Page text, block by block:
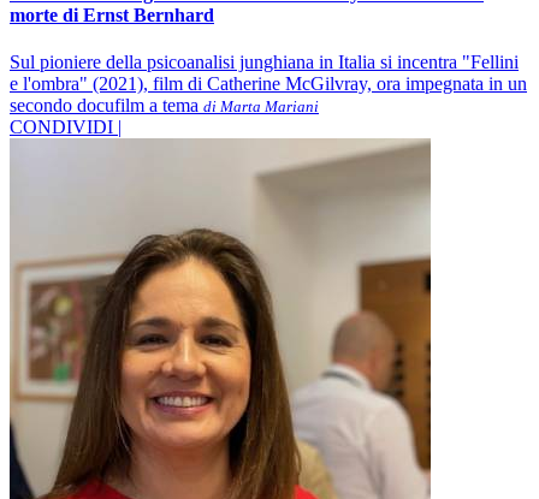
morte di Ernst Bernhard
Sul pioniere della psicoanalisi junghiana in Italia si incentra "Fellini
e l'ombra" (2021), film di Catherine McGilvray, ora impegnata in un
secondo docufilm a tema di Marta Mariani
CONDIVIDI |